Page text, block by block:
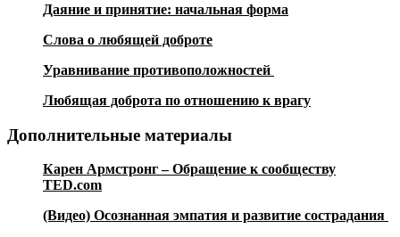
Даяние и принятие: начальная форма
Слова о любящей доброте
Уравнивание противоположностей
Любящая доброта по отношению к врагу
Дополнительные материалы
Карен Армстронг – Обращение к сообществу
TED.com
(Видео) Осознанная эмпатия и развитие сострадания